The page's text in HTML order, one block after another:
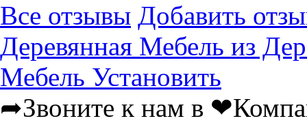
Все отзывы Добавить
Деревянная Мебель из
Мебель Установить
➦Звоните к нам в